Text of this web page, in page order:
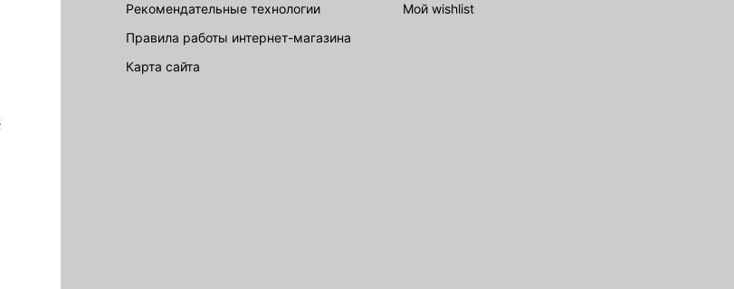
Рекомендательные технологии
Правила работы интернет-магазина
карта сайта
Мой wishlist